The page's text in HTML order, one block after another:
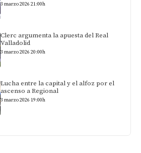
3 marzo 2026 21:00h
Clerc argumenta la apuesta del Real
Valladolid
3 marzo 2026 20:00h
Lucha entre la capital y el alfoz por el
ascenso a Regional
3 marzo 2026 19:00h